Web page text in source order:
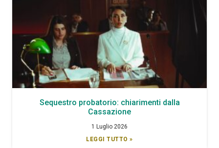
Sequestro probatorio: chiarimenti dalla
Cassazione
1 Luglio 2026
LEGGI TUTTO »